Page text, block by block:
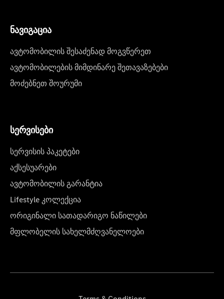
ნავიგაცია
ავტომობილის შესაძენად მოგვწერეთ
ავტომობილების მიმდინარე შეთავაზებები
მოძებნეთ შოურუმი
სერვისები
სერვისის პაკეტები
აქსესუარები
ავტომობილის გარანტია
Lifestyle კოლექცია
ორიგინალი სათადარიგო ნაწილები
მფლობელის სახელმძღვანელოები